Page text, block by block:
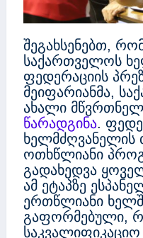
შეგახსენებთ,
საქართველოს
ფედერაციის
მეიფარიანმა,
ახალი
წარადგინა.
ხელმძღვანელის
ოთხწლიანი
გადახედვა
ამ ეტაპზე
ერთწლიანი
გაფორმებული,